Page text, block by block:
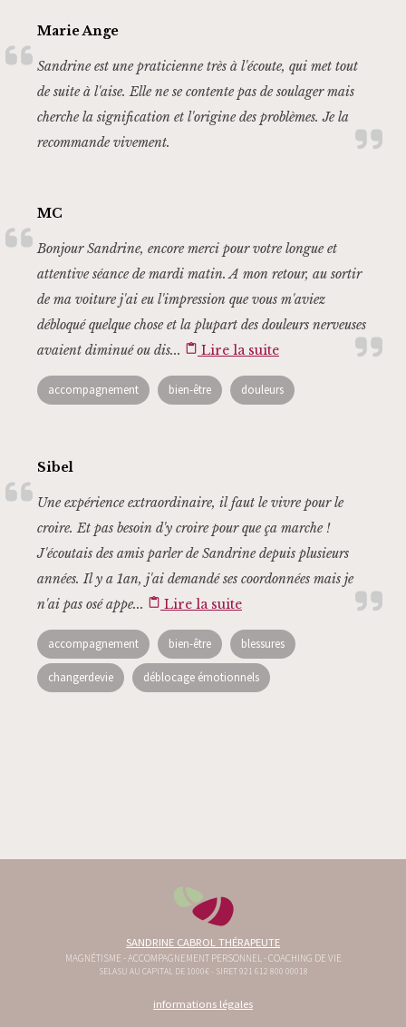
Marie Ange
Sandrine est une praticienne très à l'écoute, qui met tout
de suite à l'aise. Elle ne se contente pas de soulager mais
cherche la signification et l'origine des problèmes. Je la
recommande vivement.
MC
Bonjour Sandrine, encore merci pour votre longue et
attentive séance de mardi matin. A mon retour, au sortir
de ma voiture j'ai eu l'impression que vous m'aviez
débloqué quelque chose et la plupart des douleurs nerveuses
avaient diminué ou dis... content_paste Lire la suite
accompagnement bien-être douleurs
Sibel
Une expérience extraordinaire, il faut le vivre pour le
croire. Et pas besoin d'y croire pour que ça marche !
J'écoutais des amis parler de Sandrine depuis plusieurs
années. Il y a 1an, j'ai demandé ses coordonnées mais je
n'ai pas osé appe... content_paste Lire la suite
accompagnement bien-être blessures
changerdevie déblocage émotionnels
SANDRINE CABROL THÉRAPEUTE
MAGNÉTISME - ACCOMPAGNEMENT PERSONNEL - COACHING DE VIE
SELASU AU CAPITAL DE 1000€ - SIRET 921 612 800 00018
informations légales